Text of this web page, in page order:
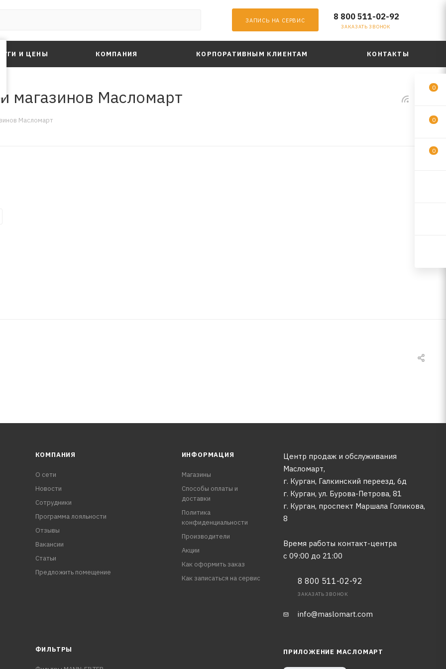
ЗАПИСЬ НА СЕРВИС 8 800 511-02-92
ЗАКАЗАТЬ ЗВОНОК
И ЦЕНЫ КОМПАНИЯ КОРПОРАТИВНЫМ КЛИЕНТАМ КОНТАКТЫ
магазинов Масломарт
Масломарт
КОМПАНИЯ
О сети
Новости
Сотрудники
Программа лояльности
Отзывы
Вакансии
Статьи
Предложить помещение
ИНФОРМАЦИЯ
Магазины
Способы оплаты и
доставки
Политика
конфиденциальности
Производители
Акции
Как оформить заказ
Как записаться на сервис
Центр продаж и обслуживания
Масломарт,
г. Курган, Галкинский переезд, 6д
г. Курган, ул. Бурова-Петрова, 81
г. Курган, проспект Маршала Голикова,
8
Время работы контакт-центра
с 09:00 до 21:00
8 800 511-02-92
ЗАКАЗАТЬ ЗВОНОК
info@maslomart.com
ФИЛЬТРЫ ПРИЛОЖЕНИЕ МАСЛОМАРТ
0
0
0